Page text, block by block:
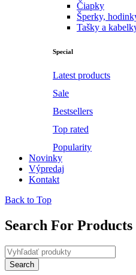
Čiapky
Šperky,
Tašky a
Special
Latest products
Sale
Bestsellers
Top rated
Popularity
Novinky
Výpredaj
Kontakt
Back to Top
Search For Products